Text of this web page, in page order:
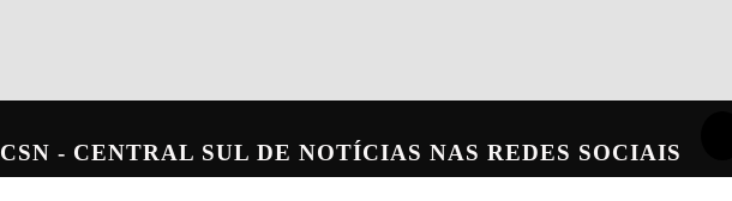
CSN - CENTRAL SUL DE NOTÍCIAS NAS REDES SOCIAIS